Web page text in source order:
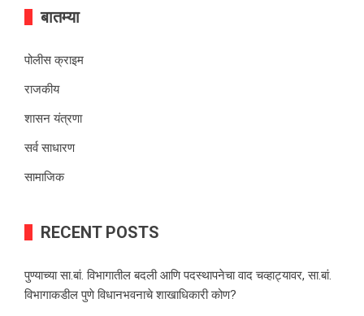
बातम्या
पोलीस क्राइम
राजकीय
शासन यंत्रणा
सर्व साधारण
सामाजिक
RECENT POSTS
पुण्याच्या सा.बां. विभागातील बदली आणि पदस्थापनेचा वाद चव्हाट्यावर, सा.बां.
विभागाकडील पुणे विधानभवनाचे शाखाधिकारी कोण?